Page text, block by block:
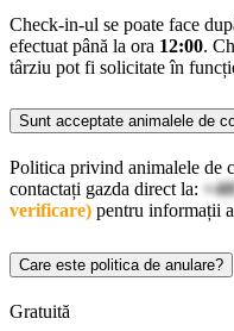
Check-in-ul se poate face
efectuat până la ora 12:00.
târziu pot fi solicitate în
Sunt acceptate animalele de
Politica privind animalele de
contactați gazda direct la:
verificare) pentru informații
Care este politica de anulare?
Gratuită